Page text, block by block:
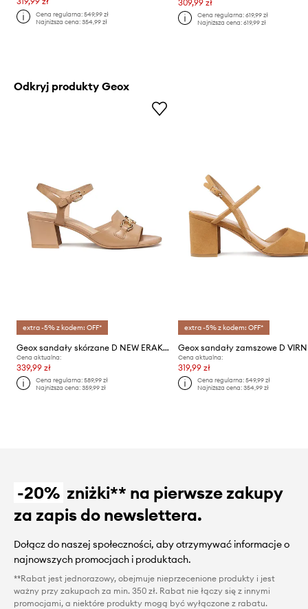
Cena regularna:549,99 zł
Najniższa cena:354,99 zł
309,99 zł
Cena regularna: 619,99 zł
Najniższa cena: 619,99 zł
Odkryj produkty Geox
extra -5% z kodem: OFF*
Geox sandały skórzane D NEW ERAKLIA 50
Cena aktualna:
339,99 zł
Cena regularna:589,99 zł
Najniższa cena:359,99 zł
extra -5% z kodem: OFF*
Cena aktualna:
319,99 zł
Cena regularna: 549,99 zł
Najniższa cena: 354,99 zł
-20% zniżki** na pierwsze zakupy
za zapis do newslettera.
Dołącz do naszej społeczności, aby otrzymywać informacje o
najnowszych promocjach i produktach.
**Rabat jest jednorazowy, obejmuje nieprzecenione produkty i jest
ważny przy zakupach za min. 350 zł. Rabat nie łączy się z innymi
promocjami, a niektóre produkty mogą być wyłączone z rabatu.